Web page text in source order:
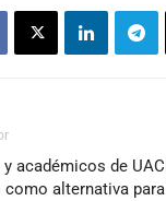
académicos de
alternativa